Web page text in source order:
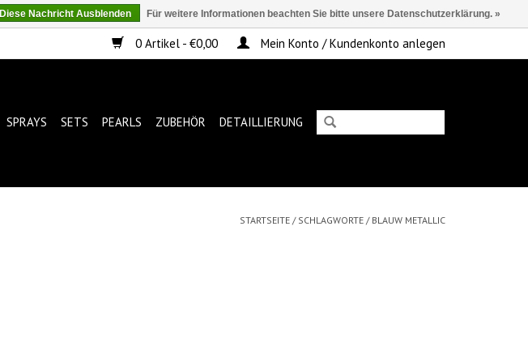
0 Artikel - €0,00 Mein Konto / Kundenkonto anlegen
SPRAYS SETS PEARLS ZUBEHÖR DETAILLIERUNG
STARTSEITE / SCHLAGWORTE / BLAUW METALLIC
Diese Nachricht Ausblenden Für weitere Informationen beachten Sie bitte unsere Datenschutzerklärung. »